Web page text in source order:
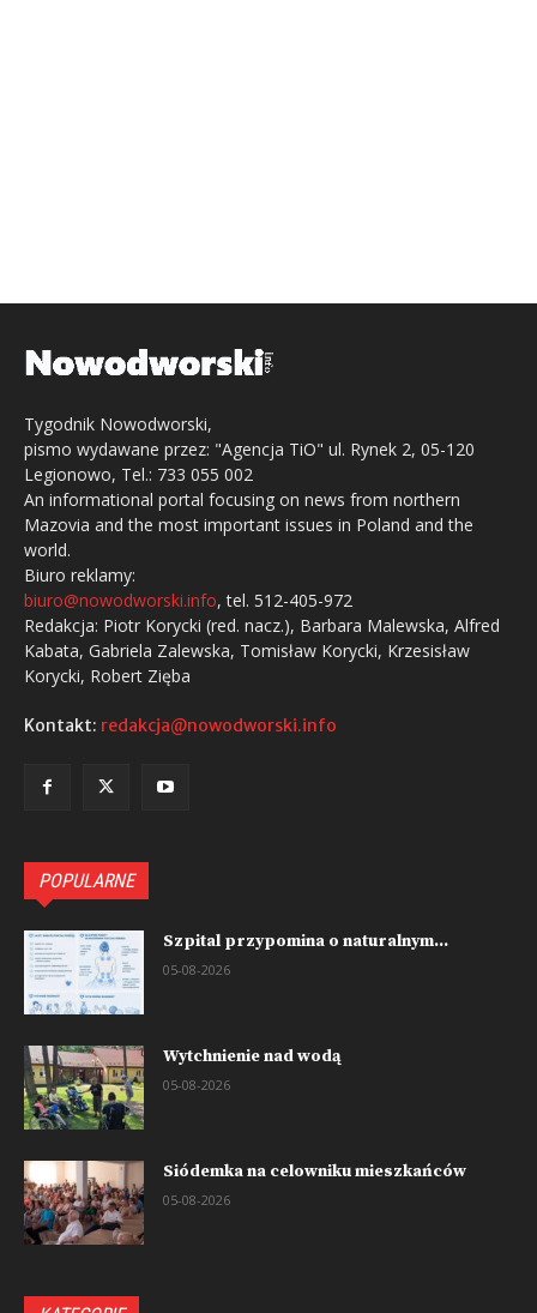
Tygodnik Nowodworski,
pismo wydawane przez: "Agencja TiO" ul. Rynek 2, 05-120
Legionowo, Tel.: 733 055 002
An informational portal focusing on news from northern
Mazovia and the most important issues in Poland and the
world.
Biuro reklamy:
biuro@nowodworski.info, tel. 512-405-972
Redakcja: Piotr Korycki (red. nacz.), Barbara Malewska, Alfred
Kabata, Gabriela Zalewska, Tomisław Korycki, Krzesisław
Korycki, Robert Zięba
Kontakt: redakcja@nowodworski.info
POPULARNE
Szpital przypomina o naturalnym...
05-08-2026
Wytchnienie nad wodą
05-08-2026
Siódemka na celowniku mieszkańców
05-08-2026